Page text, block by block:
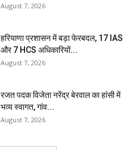
August 7, 2026
हरियाणा प्रशासन में बड़ा फेरबदल, 17 IAS
और 7 HCS अधिकारियों...
August 7, 2026
रजत पदक विजेता नरेंद्र बेरवाल का हांसी में
भव्य स्वागत, गांव...
August 7, 2026